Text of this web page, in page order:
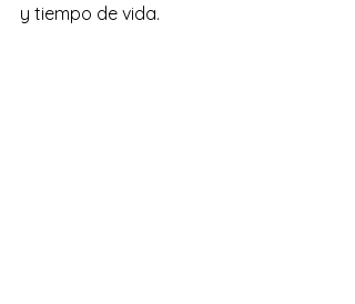
y tiempo de vida.